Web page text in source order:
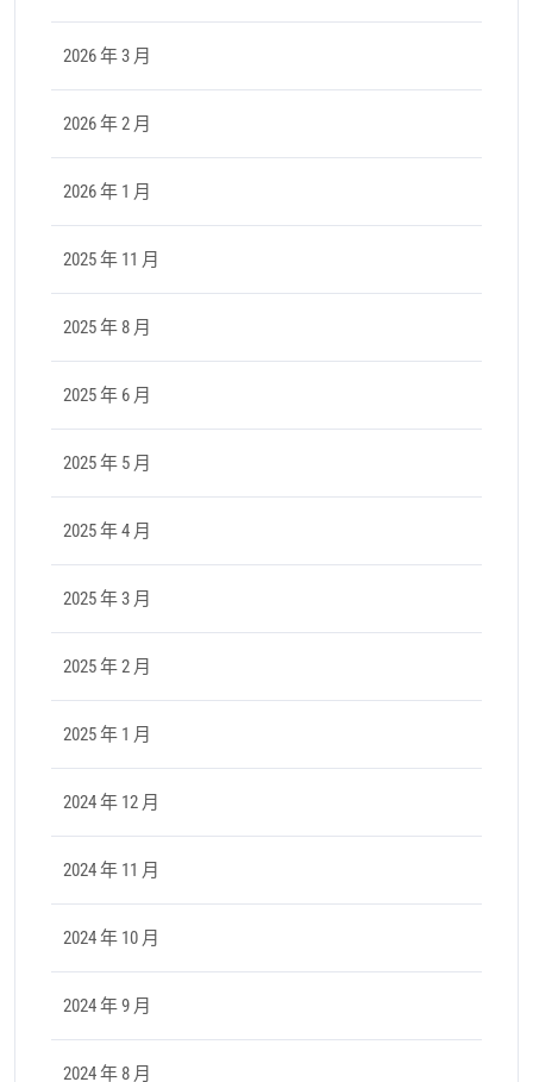
2026 年 3 月
2026 年 2 月
2026 年 1 月
2025 年 11 月
2025 年 8 月
2025 年 6 月
2025 年 5 月
2025 年 4 月
2025 年 3 月
2025 年 2 月
2025 年 1 月
2024 年 12 月
2024 年 11 月
2024 年 10 月
2024 年 9 月
2024 年 8 月